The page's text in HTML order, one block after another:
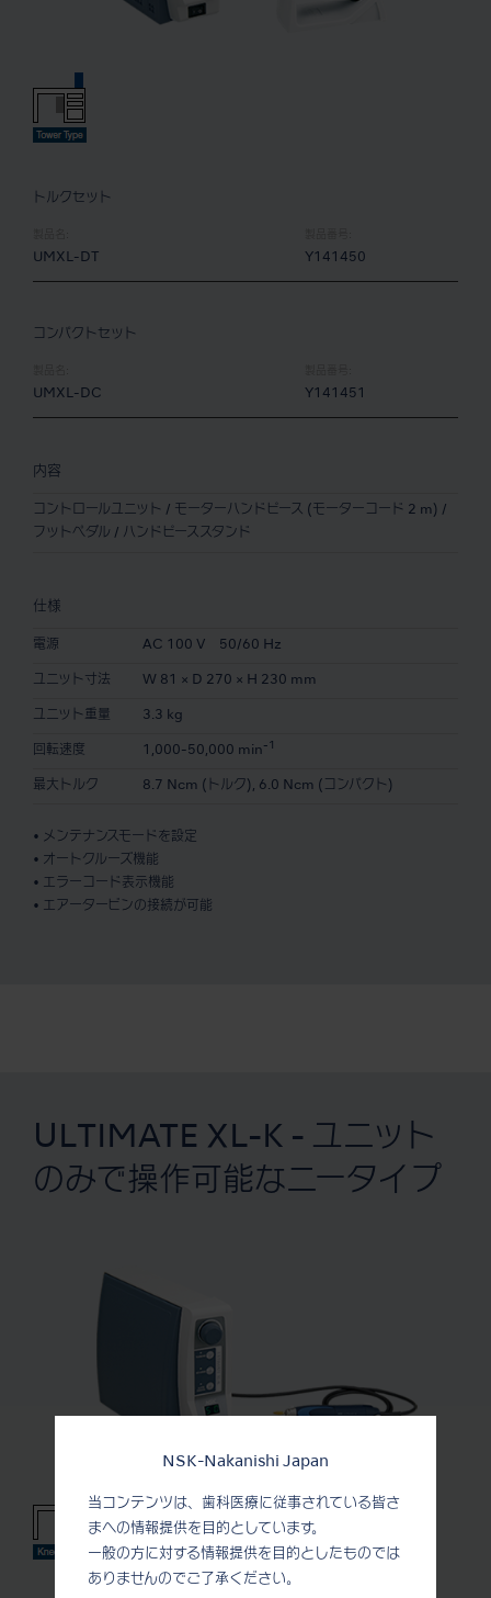
NSK-Nakanishi Japan
当コンテンツは、歯科医療に従事されている皆さ
まへの情報提供を目的としています。
一般の方に対する情報提供を目的としたものでは
ありませんのでご了承ください。
トルクセット
UMXL-DT Y141450
コンパクトセット
UMXL-DC Y141451
内容
コントロールユニット / モーターハンドピース (モーターコード 2 m) /
フットペダル / ハンドピーススタンド
仕様
電源 AC 100 V 50/60 Hz
ユニット寸法 W 81 × D 270 × H 230 mm
ユニット重量 3.3 kg
回転速度 1,000-50,000 min -1
最大トルク 8.7 Ncm (トルク), 6.0 Ncm (コンパクト)
• メンテナンスモードを設定
• オートクルーズ機能
• エラーコード表示機能
• エアータービンの接続が可能
ULTIMATE XL-K - ユニット
のみで操作可能なニータイプ